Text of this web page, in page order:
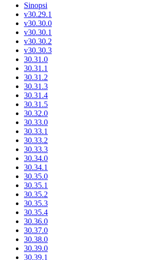
Sinopsi
v30.29.1
v30.30.0
v30.30.1
v30.30.2
v30.30.3
30.31.0
30.31.1
30.31.2
30.31.3
30.31.4
30.31.5
30.32.0
30.33.0
30.33.1
30.33.2
30.33.3
30.34.0
30.34.1
30.35.0
30.35.1
30.35.2
30.35.3
30.35.4
30.36.0
30.37.0
30.38.0
30.39.0
30.39.1